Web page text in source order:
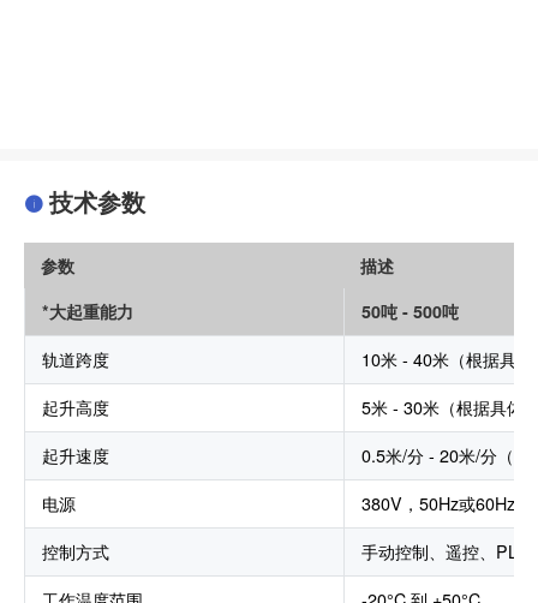
技术参数
参数
描述
*大起重能力
50吨 - 500吨
轨道跨度
10米 - 40米（根据具
起升高度
5米 - 30米（根据具体
起升速度
0.5米/分 - 20米/分（根
电源
380V，50Hz或60Hz，
控制方式
手动控制、遥控、PLC